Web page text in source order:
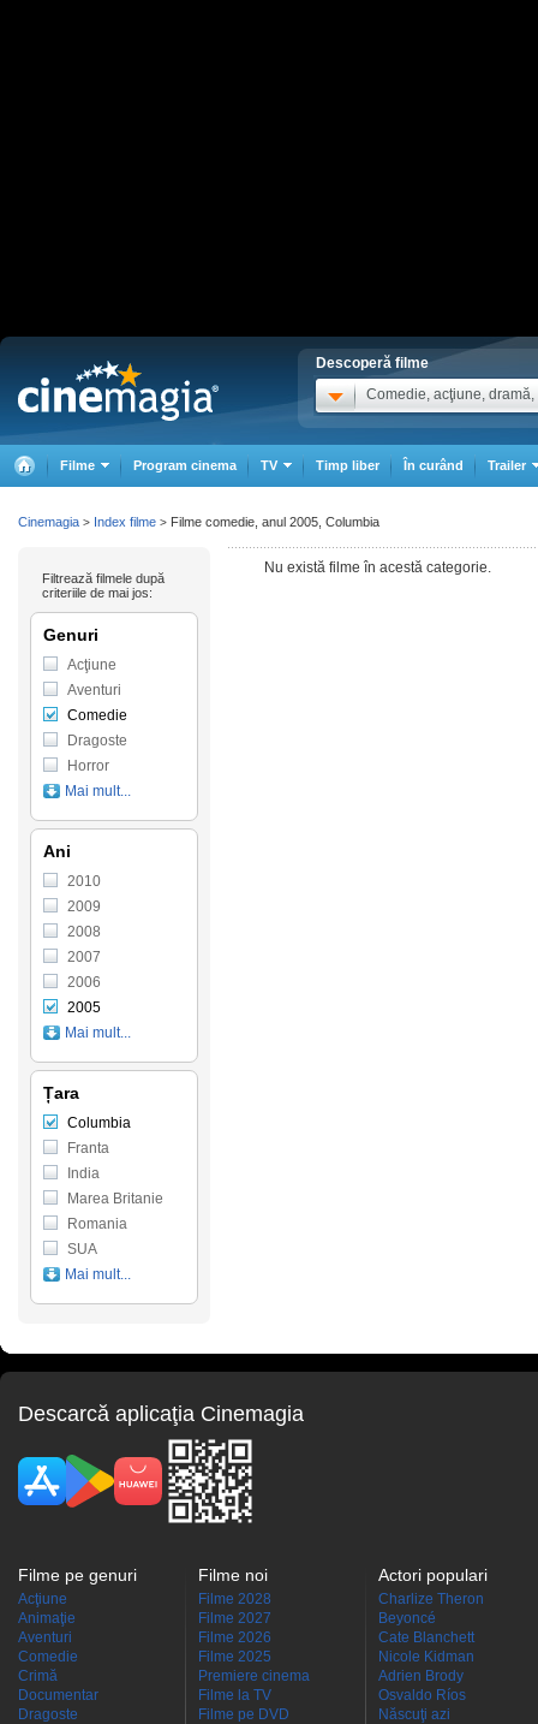
Descoperă filme
Comedie, acţiune, dramă,
Filme Program cinema TV Timp liber În curând Trailer
Nu există filme în acestă categorie.
Filtrează filmele după
criteriile de mai jos:
Genuri
Acţiune
Aventuri
Comedie
Dragoste
Horror
Mai mult...
Ani
2010
2009
2008
2007
2006
2005
Mai mult...
Țara
Columbia
Franta
India
Marea Britanie
Romania
SUA
Mai mult...
Cinemagia > Index filme > Filme comedie, anul 2005, Columbia
Descarcă aplicaţia Cinemagia
Filme pe genuri
Acţiune
Animaţie
Aventuri
Comedie
Crimă
Documentar
Dragoste
Filme noi
Filme 2028
Filme 2027
Filme 2026
Filme 2025
Premiere cinema
Filme la TV
Filme pe DVD
Actori populari
Charlize Theron
Beyoncé
Cate Blanchett
Nicole Kidman
Adrien Brody
Osvaldo Ríos
Născuţi azi